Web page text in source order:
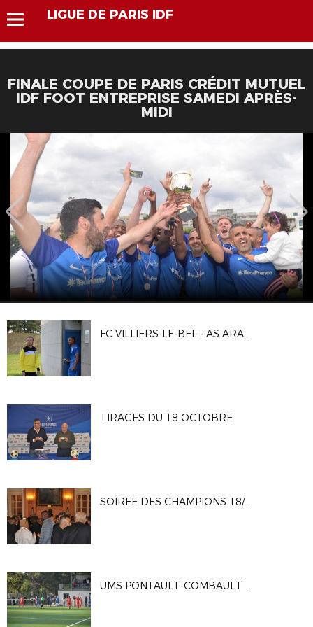
LIGUE DE PARIS IDF
FINALE COUPE DE PARIS CRÉDIT MUTUEL
IDF FOOT ENTREPRISE SAMEDI APRÈS-
MIDI
FC VILLIERS-LE-BEL - AS ARARAT ISSY
TIRAGES DU 18 OCTOBRE
SOIREE DES CHAMPIONS 18/10/23
UMS PONTAULT-COMBAULT - ENTENTE FOOTBALL PAYS DE FONTAINEBLEAU